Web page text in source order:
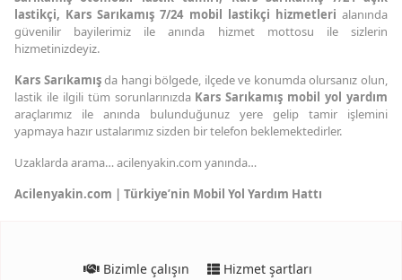
lastikçi, Kars Sarıkamış 7/24 mobil lastikçi hizmetleri alanında
güvenilir bayilerimiz ile anında hizmet mottosu ile sizlerin
hizmetinizdeyiz.
Kars Sarıkamışda hangi bölgede, ilçede ve konumda olursanız olun,
lastik ile ilgili tüm sorunlarınızda Kars Sarıkamış mobil yol yardım
araçlarımız ile anında bulunduğunuz yere gelip tamir işlemini
yapmaya hazır ustalarımız sizden bir telefon beklemektedirler.
Uzaklarda arama… acilenyakin.com yanında…
Acilenyakin.com | Türkiye’nin Mobil Yol Yardım Hattı
Bizimle çalışın
Hizmet şartları